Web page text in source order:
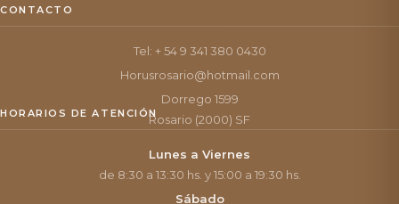
CONTACTO
Tel: + 54 9 341 380 0430
Horusrosario@hotmail.com
Dorrego 1599
Rosario (2000) SF
HORARIOS DE ATENCIÓN
Lunes a Viernes
de 8:30 a 13:30 hs. y 15:00 a 19:30 hs.
Sábado